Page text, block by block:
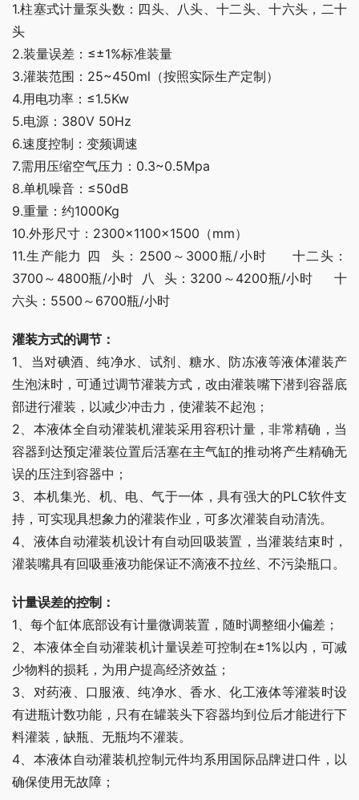
1.柱塞式计量泵头数：四头、八头、十二头、十六头，二十
头
2.装量误差：≤±1%标准装量
3.灌装范围：25~450ml（按照实际生产定制）
4.用电功率：≤1.5Kw
5.电源：380V 50Hz
6.速度控制：变频调速
7.需用压缩空气压力：0.3~0.5Mpa
8.单机噪音：≤50dB
9.重量：约1000Kg
10.外形尺寸：2300×1100×1500（mm）
11.生产能力 四  头：2500～3000瓶/小时     十二头：
3700～4800瓶/小时  八  头：3200～4200瓶/小时     十
六头：5500～6700瓶/小时
灌装方式的调节：
1、当对碘酒、纯净水、试剂、糖水、防冻液等液体灌装产
生泡沫时，可通过调节灌装方式，改由灌装嘴下潜到容器底
部进行灌装，以减少冲击力，使灌装不起泡；
2、本液体全自动灌装机灌装采用容积计量，非常精确，当
容器到达预定灌装位置后活塞在主气缸的推动将产生精确无
误的压注到容器中；
3、本机集光、机、电、气于一体，具有强大的PLC软件支
持，可实现具想象力的灌装作业，可多次灌装自动清洗。
4、液体自动灌装机设计有自动回吸装置，当灌装结束时，
灌装嘴具有回吸垂液功能保证不滴液不拉丝、不污染瓶口。
计量误差的控制：
1、每个缸体底部设有计量微调装置，随时调整细小偏差；
2、本液体全自动灌装机计量误差可控制在±1%以内，可减
少物料的损耗，为用户提高经济效益；
3、对药液、口服液、纯净水、香水、化工液体等灌装时设
有进瓶计数功能，只有在罐装头下容器均到位后才能进行下
料灌装，缺瓶、无瓶均不灌装。
4、本液体自动灌装机控制元件均系用国际品牌进口件，以
确保使用无故障；